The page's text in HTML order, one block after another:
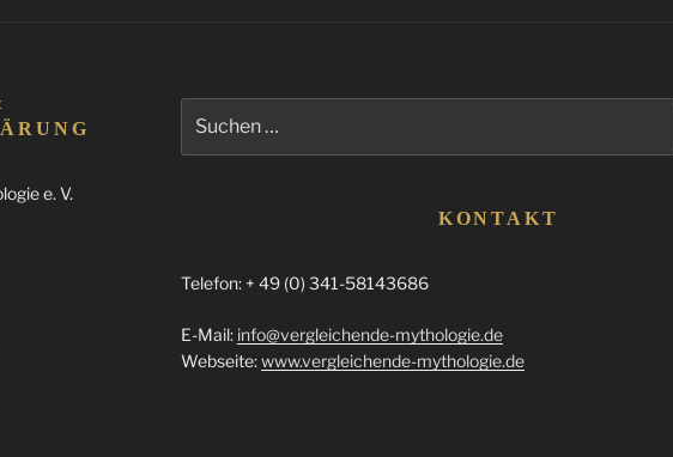
e. V.
nach:
KONTAKT
Telefon: + 49 (0) 341-58143686
E-Mail: info@vergleichende-mythologie.de
Webseite:www.vergleichende-mythologie.de